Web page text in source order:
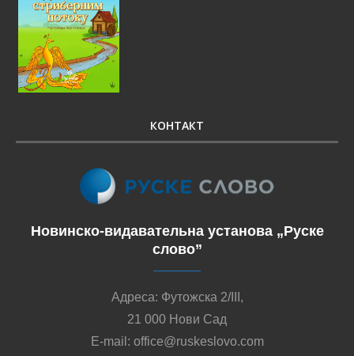
КОНТАКТ
Новинско-видавательна установа „Руске
слово”
Адреса: Футожска 2/III,
21 000 Нови Сад
E-mail: office@ruskeslovo.com